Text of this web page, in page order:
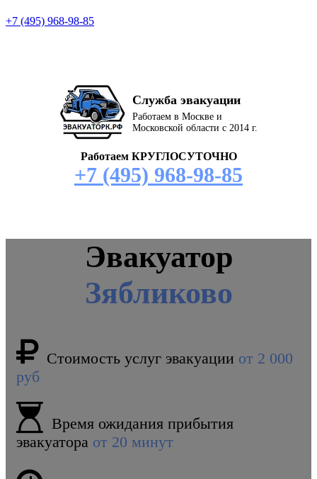
+7 (495) 968-98-85
Служба эвакуации
Работаем в Москве и
Московской области с 2014 г.
Работаем КРУГЛОСУТОЧНО
+7 (495) 968-98-85
Эвакуатор
Зябликово
Стоимость услуг эвакуации от 2 000
руб
Время ожидания прибытия
эвакуатора от 20 минут